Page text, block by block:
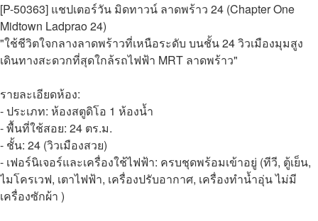
[P-50363] แชปเตอร์วัน มิดทาวน์ ลาดพร้าว 24 (Chapter One
Midtown Ladprao 24)
"ใช้ชีวิตใจกลางลาดพร้าวที่เหนือระดับ บนชั้น 24 วิวเมืองมุมสูง
เดินทางสะดวกที่สุดใกล้รถไฟฟ้า MRT ลาดพร้าว"
รายละเอียดห้อง:
- ประเภท: ห้องสตูดิโอ 1 ห้องน้ำ
- พื้นที่ใช้สอย: 24 ตร.ม.
- ชั้น: 24 (วิวเมืองสวย)
- เฟอร์นิเจอร์และเครื่องใช้ไฟฟ้า: ครบชุดพร้อมเข้าอยู่ (ทีวี, ตู้เย็น,
ไมโครเวฟ, เตาไฟฟ้า, เครื่องปรับอากาศ, เครื่องทำน้ำอุ่น ไม่มี
เครื่องซักผ้า )